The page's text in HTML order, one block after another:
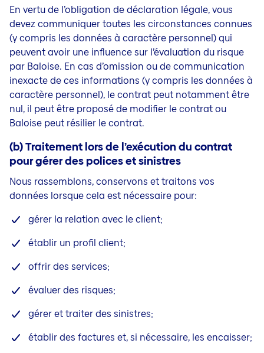
En vertu de l’obligation de déclaration légale, vous
devez communiquer toutes les circonstances connues
(y compris les données à caractère personnel) qui
peuvent avoir une influence sur l’évaluation du risque
par Baloise. En cas d’omission ou de communication
inexacte de ces informations (y compris les données à
caractère personnel), le contrat peut notamment être
nul, il peut être proposé de modifier le contrat ou
Baloise peut résilier le contrat.
(b) Traitement lors de l’exécution du contrat
pour gérer des polices et sinistres
Nous rassemblons, conservons et traitons vos
données lorsque cela est nécessaire pour:
gérer la relation avec le client;
établir un profil client;
offrir des services;
évaluer des risques;
gérer et traiter des sinistres;
établir des factures et, si nécessaire, les encaisser;